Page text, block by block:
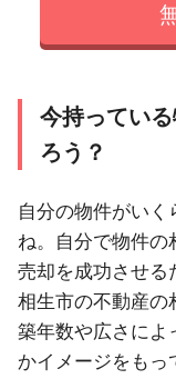
今持ってい
ろう？
自分の物件がいく
ね。自分で物件の
売却を成功させる
相生市の不動産の
築年数や広さによ
かイメージをもっ